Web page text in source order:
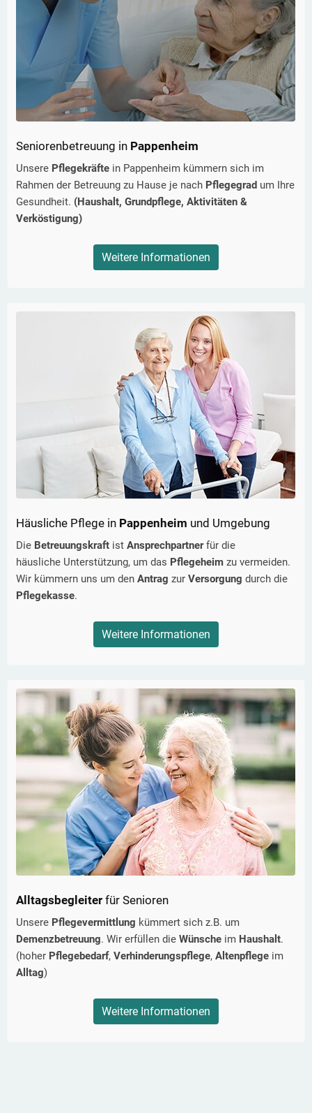
Seniorenbetreuung in Pappenheim
Unsere Pflegekräfte in Pappenheim kümmern sich im
Rahmen der Betreuung zu Hause je nach Pflegegrad um Ihre
Gesundheit. (Haushalt, Grundpflege, Aktivitäten &
Verköstigung)
Weitere Informationen
Häusliche Pflege in Pappenheim und Umgebung
Die Betreuungskraft ist Ansprechpartnerfür die
häusliche Unterstützung, um das Pflegeheim zu vermeiden.
Wir kümmern uns um den Antrag zur Versorgung durch die
Pflegekasse.
Weitere Informationen
Alltagsbegleiter für Senioren
Unsere Pflegevermittlung kümmert sich z.B. um
Demenzbetreuung. Wir erfüllen die Wünsche im Haushalt.
(hoher Pflegebedarf, Verhinderungspflege, Altenpflege im
Alltag)
Weitere Informationen